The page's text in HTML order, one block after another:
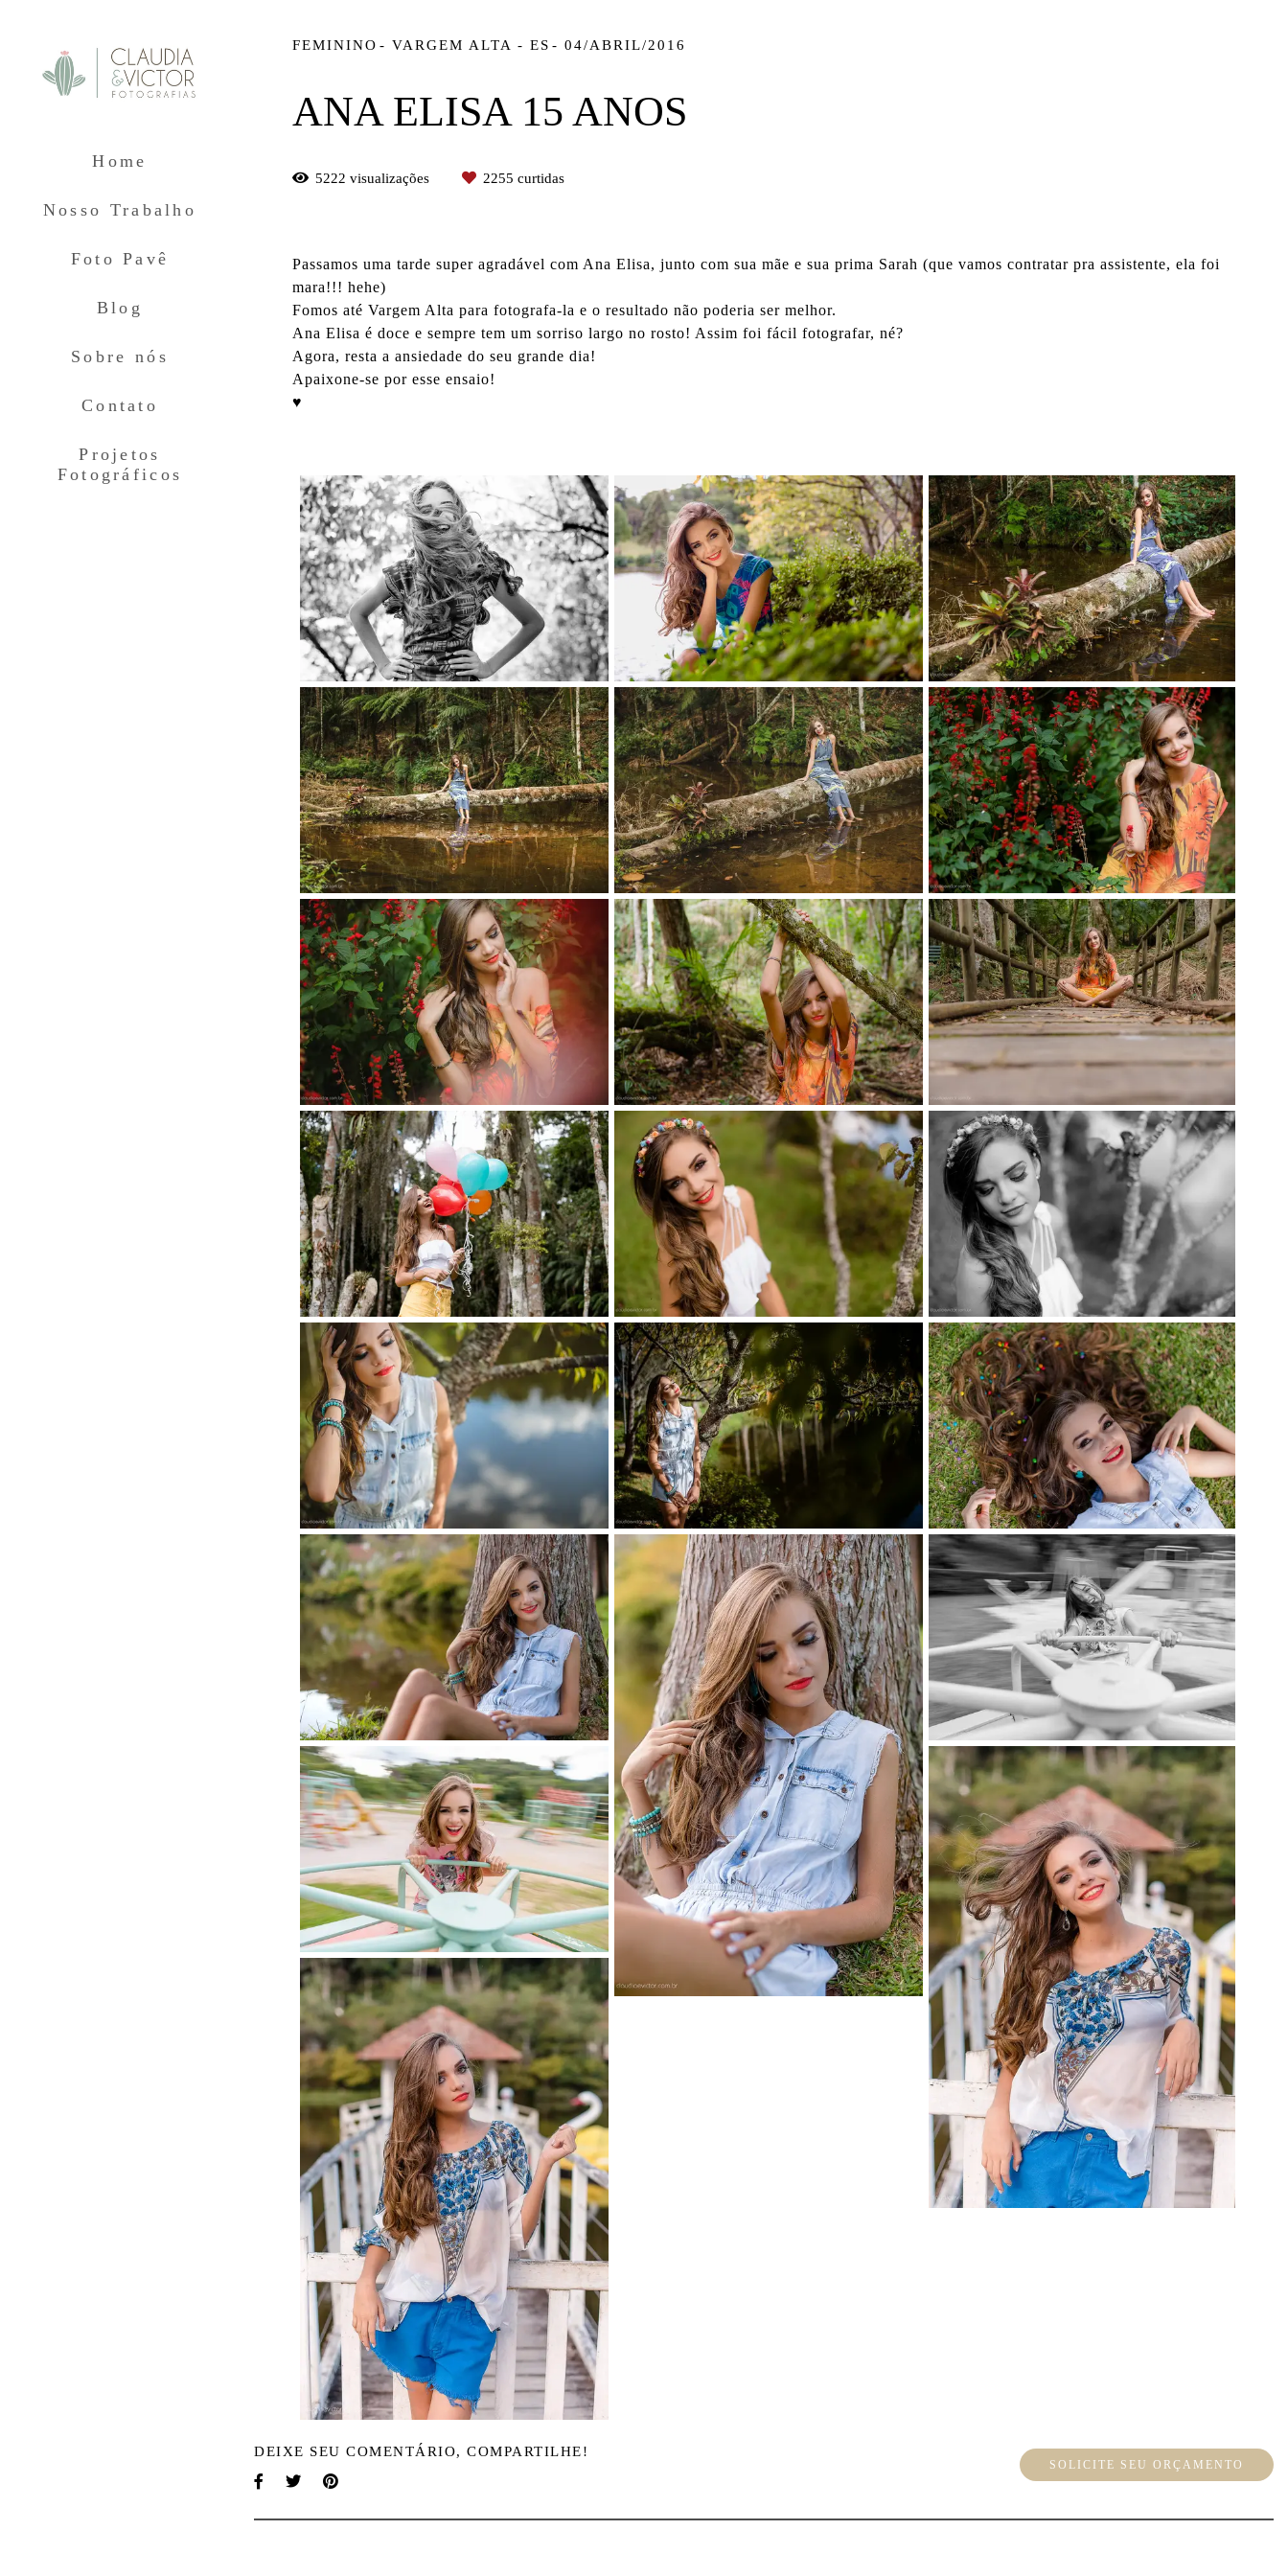
Home
Nosso Trabalho
Foto Pavê
Blog
Sobre nós
Contato
Projetos
Fotográficos
FEMININO VARGEM ALTA - ES 04/ABRIL/2016
ANA ELISA 15 ANOS
5222 visualizações 2255 curtidas
Passamos uma tarde super agradável com Ana Elisa, junto com sua mãe e sua prima Sarah (que vamos contratar pra assistente, ela foi
mara!!! hehe)
Fomos até Vargem Alta para fotografa-la e o resultado não poderia ser melhor.
Ana Elisa é doce e sempre tem um sorriso largo no rosto! Assim foi fácil fotografar, né?
Agora, resta a ansiedade do seu grande dia!
Apaixone-se por esse ensaio!
♥
DEIXE SEU COMENTÁRIO, COMPARTILHE!
SOLICITE SEU ORÇAMENTO